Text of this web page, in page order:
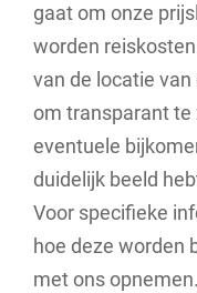
gaat om onze
worden
van de locatie
om transparant te
eventuele
duidelijk beeld
Voor specifieke
hoe deze worden
met ons